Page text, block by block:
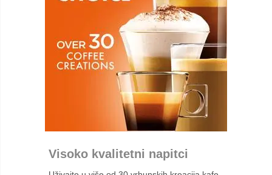
Visoko kvalitetni napitci